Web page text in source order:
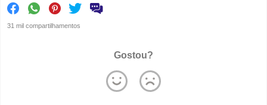
31 mil compartilhamentos
Gostou?